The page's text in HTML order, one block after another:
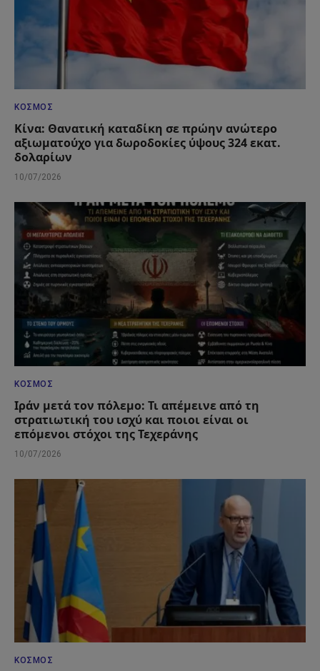
ΚΌΣΜΟΣ
Κίνα: Θανατική καταδίκη σε πρώην ανώτερο
αξιωματούχο για δωροδοκίες ύψους 324 εκατ.
δολαρίων
10/07/2026
ΚΌΣΜΟΣ
Ιράν μετά τον πόλεμο: Τι απέμεινε από τη
στρατιωτική του ισχύ και ποιοι είναι οι
επόμενοι στόχοι της Τεχεράνης
10/07/2026
ΚΌΣΜΟΣ